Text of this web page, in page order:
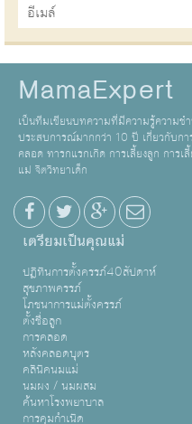
MamaExpert
เป็นทีมเขียนบทความที่มีความรู้ความช
ประสบการณ์มากกว่า 10 ปี เกี่ยวกับกา
คลอด ทารกแรกเกิด การเลี้ยงลูก การเ
แม่ จิตวิทยาเด็ก
เตรียมเป็นคุณแม่
ปฏิทินการตั้งครรภ์40สัปดาห์
สุขภาพครรภ์
โภชนาการแม่ตั้งครรภ์
ตั้งชื่อลูก
การคลอด
หลังคลอดบุตร
คลินิคนมแม่
นมผง / นมผสม
ค้นหาโรงพยาบาล
การคุมกำเนิด